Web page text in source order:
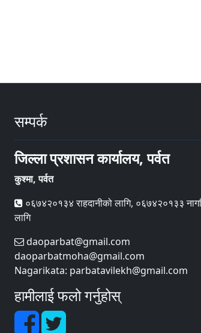
सम्पर्क
जिल्ला प्रशासन कार्यालय, पर्वत
कुश्मा, पर्वत
०६७४२०१३४ राहदानीको लागि, ०६७४२०१३३
लागि
daoparbat@gmail.com
daoparbatmoha@gmail.com
Nagarikata: parbatavilekh@gmail.com
हामीलाई फलो गर्नुहोस्